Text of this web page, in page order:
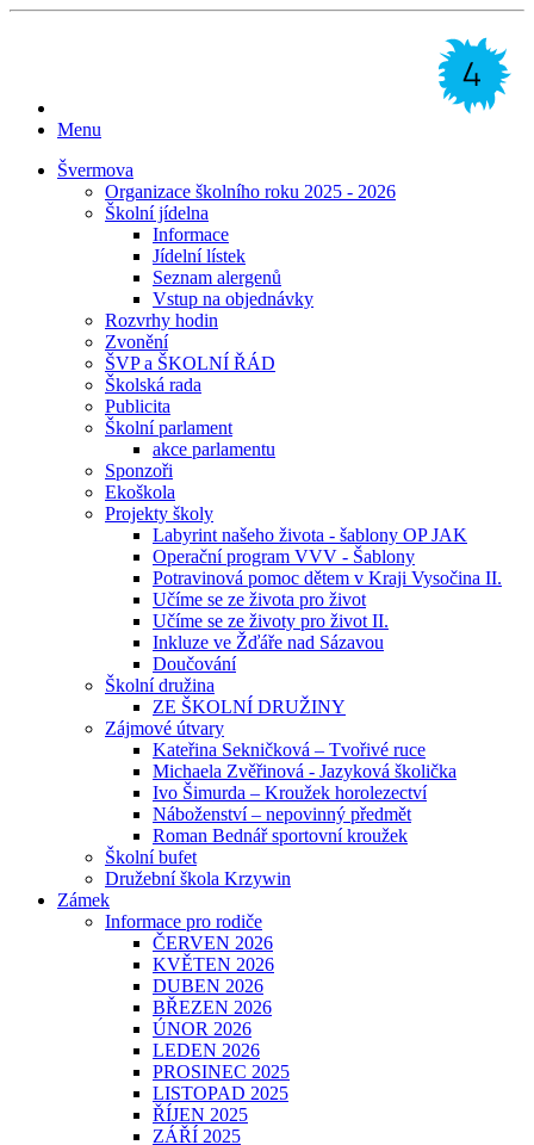
Menu
Švermova
Organizace školního roku 2025 - 2026
Školní jídelna
Informace
Jídelní lístek
Seznam alergenů
Vstup na objednávky
Rozvrhy hodin
Zvonění
ŠVP a ŠKOLNÍ ŘÁD
Školská rada
Publicita
Školní parlament
akce parlamentu
Sponzoři
Ekoškola
Projekty školy
Labyrint našeho života - šablony OP JAK
Operační program VVV - Šablony
Potravinová pomoc dětem v Kraji Vysočina II.
Učíme se ze života pro život
Učíme se ze životy pro život II.
Inkluze ve Žďáře nad Sázavou
Doučování
Školní družina
ZE ŠKOLNÍ DRUŽINY
Zájmové útvary
Kateřina Sekničková – Tvořivé ruce
Michaela Zvěřinová - Jazyková školička
Ivo Šimurda – Kroužek horolezectví
Náboženství – nepovinný předmět
Roman Bednář sportovní kroužek
Školní bufet
Družební škola Krzywin
Zámek
Informace pro rodiče
ČERVEN 2026
KVĚTEN 2026
DUBEN 2026
BŘEZEN 2026
ÚNOR 2026
LEDEN 2026
PROSINEC 2025
LISTOPAD 2025
ŘÍJEN 2025
ZÁŘÍ 2025